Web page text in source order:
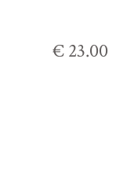
€ 23.00